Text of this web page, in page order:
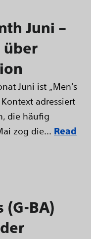
Juni –
über
Juni ist „Men’s
adressiert
die häufig
zog die... Read
(G-BA)